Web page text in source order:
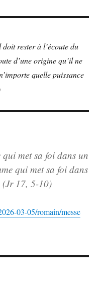
rester à l’écoute du
d’une origine qu’il ne
quelle puissance
met sa foi dans un
qui met sa foi dans
(Jr 17, 5-10)
03-05/romain/messe